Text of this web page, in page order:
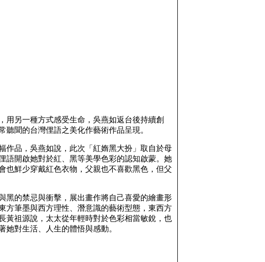
用另一種方式感受生命，吳燕如返台後持續創
聞的台灣俚語之美化作藝術作品呈現。
作品，吳燕如說，此次「紅媠黑大扮」取自於母
語開啟她對於紅、黑等美學色彩的認知啟蒙。她
也鮮少穿戴紅色衣物，父親也不喜歡黑色，但父
黑的禁忌與衝擊，展出畫作將自己喜愛的繪畫形
方筆墨與西方理性、潛意識的藝術型態，東西方
黃祖源說，太太從年輕時對於色彩相當敏銳，也
對生活、人生的體悟與感動。